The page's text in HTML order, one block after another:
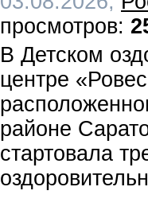
В Детском
центре
районе
стартовала